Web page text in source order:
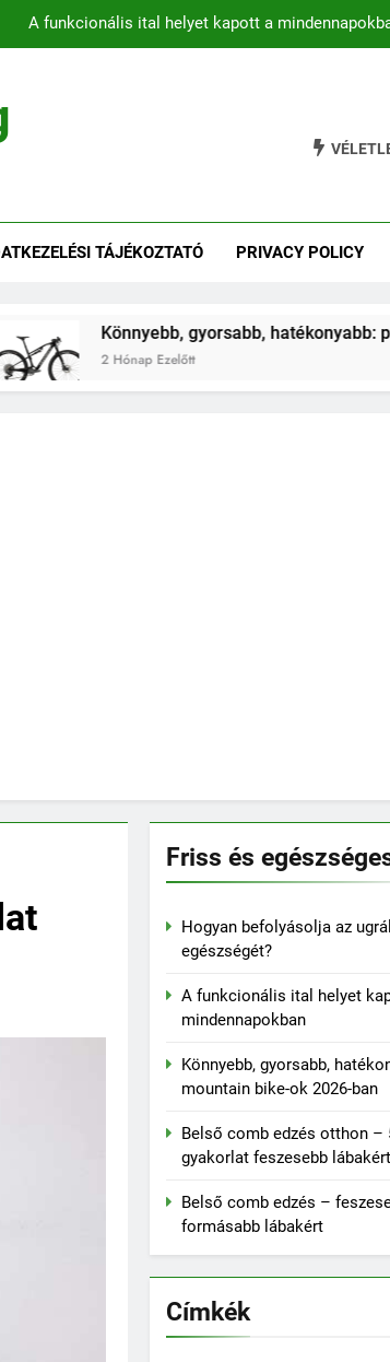
A funkcionális ital helyet kapott a
otthon – 5 hatékony gyakorlat feszesebb
hatékonyabb: prémium mountain bike-ok 2026-
TÁJÉKOZTATÓ PRIVACY POLICY
Könnyebb, gyorsabb, hatékonyabb: prémium
Hónap Ezelőtt
Friss és
Hogyan befolyásolja az
egészségét?
A funkcionális ital helyet
mindennapokban
Könnyebb, gyorsabb,
mountain bike-ok 2026-ban
Belső comb edzés otthon –
gyakorlat feszesebb lábakért
Belső comb edzés –
formásabb lábakért
Címkék